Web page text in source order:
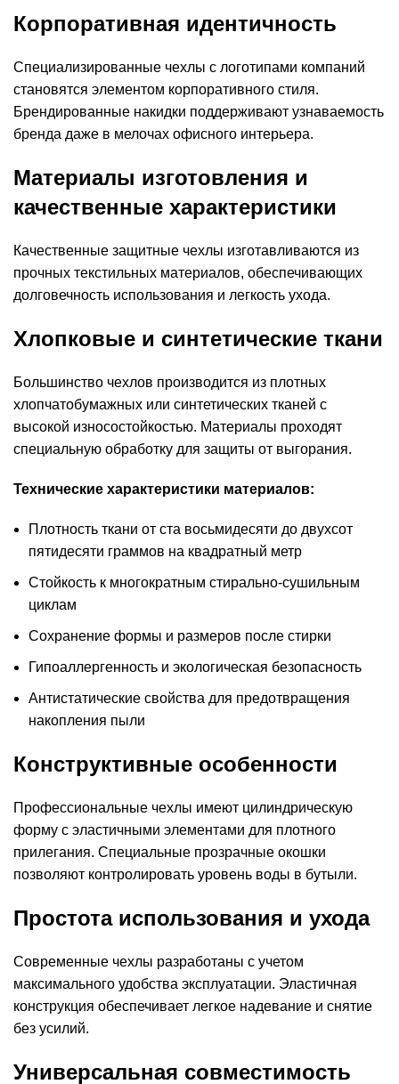
Корпоративная идентичность
Специализированные чехлы с логотипами компаний
становятся элементом корпоративного стиля.
Брендированные накидки поддерживают узнаваемость
бренда даже в мелочах офисного интерьера.
Материалы изготовления и
качественные характеристики
Качественные защитные чехлы изготавливаются из
прочных текстильных материалов, обеспечивающих
долговечность использования и легкость ухода.
Хлопковые и синтетические ткани
Большинство чехлов производится из плотных
хлопчатобумажных или синтетических тканей с
высокой износостойкостью. Материалы проходят
специальную обработку для защиты от выгорания.
Технические характеристики материалов:
Плотность ткани от ста восьмидесяти до двухсот
пятидесяти граммов на квадратный метр
Стойкость к многократным стирально-сушильным
циклам
Сохранение формы и размеров после стирки
Гипоаллергенность и экологическая безопасность
Антистатические свойства для предотвращения
накопления пыли
Конструктивные особенности
Профессиональные чехлы имеют цилиндрическую
форму с эластичными элементами для плотного
прилегания. Специальные прозрачные окошки
позволяют контролировать уровень воды в бутыли.
Простота использования и ухода
Современные чехлы разработаны с учетом
максимального удобства эксплуатации. Эластичная
конструкция обеспечивает легкое надевание и снятие
без усилий.
Универсальная совместимость